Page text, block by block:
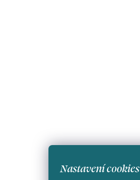
Nastavení cookies